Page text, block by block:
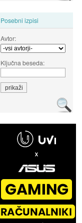
Posebni izpisi
Avtor:
Ključna beseda: